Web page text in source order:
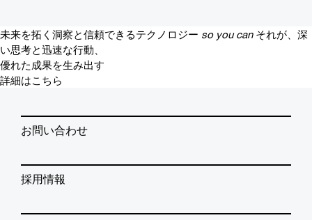
未来を拓く洞察と信頼できるテクノロジー so you can それが、深
い思考と迅速な行動、
優れた成果を生み出す
詳細はこちら
お問い合わせ
採用情報